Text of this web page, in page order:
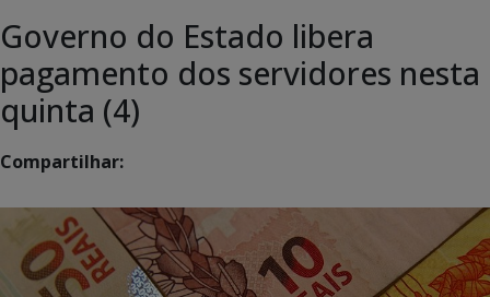
Governo do Estado libera
pagamento dos servidores nesta
quinta (4)
Compartilhar: